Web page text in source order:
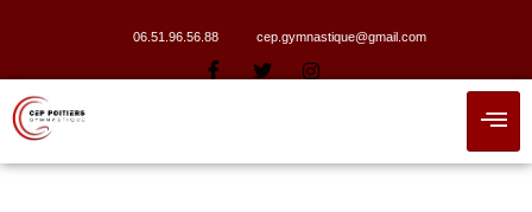
06.51.96.56.88 cep.gymnastique@gmail.com